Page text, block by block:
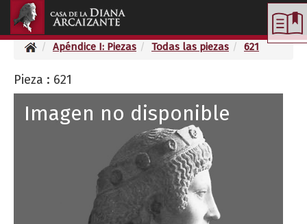
Apéndice I: Piezas Todas las piezas 621
Pieza : 621
Imagen no disponible